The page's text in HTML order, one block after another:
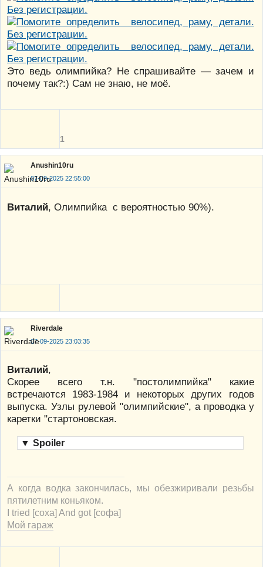
Это ведь олимпийка? Не спрашивайте — зачем и
почему так?:) Сам не знаю, не моё.
1
Anushin10ru
07-09-2025 22:55:00
Виталий, Олимпийка с вероятностью 90%).
Riverdale
07-09-2025 23:03:35
Виталий,
Скорее всего т.н. "постолимпийка" какие
встречаются 1983-1984 и некоторых других годов
выпуска. Узлы рулевой "олимпийские", а проводка у
каретки "стартоновская.
▼ Spoiler
А когда водка закончилась, мы обезжиривали резьбы
пятилетним коньяком.
I tried [соха] And got [софа]
Мой гараж